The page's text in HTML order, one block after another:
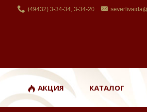
(49432) 3-34-34, 3-34-20
АКЦИЯ КАТАЛОГ